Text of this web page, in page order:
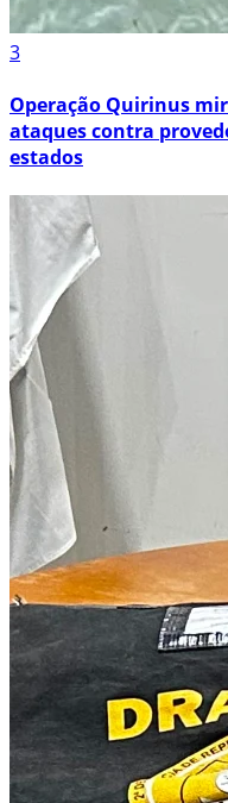
3
Operação Quirinus
ataques contra
estados